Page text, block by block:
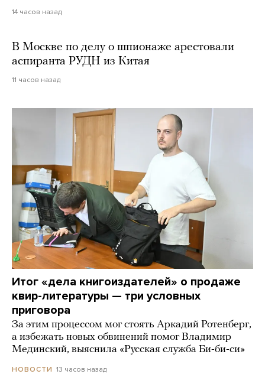
14 часов назад
В Москве по делу о шпионаже арестовали
аспиранта РУДН из Китая
11 часов назад
Итог «дела книгоиздателей» о продаже
квир-литературы — три условных
приговора
За этим процессом мог стоять Аркадий Ротенберг,
а избежать новых обвинений помог Владимир
Мединский, выяснила «Русская служба Би-би-си»
НОВОСТИ 13 часов назад